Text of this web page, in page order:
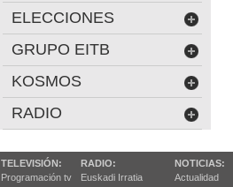
ELECCIONES
GRUPO EITB
KOSMOS
RADIO
TELEVISIÓN:
Programación tv
RADIO:
Euskadi Irratia
NOTICIAS:
Actualidad